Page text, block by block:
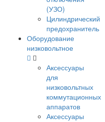
(УЗО)
Цилиндрический
предохранитель
Оборудование
низковольтное
Аксессуары
для
низковольтных
коммутационных
аппаратов
Аксессуары